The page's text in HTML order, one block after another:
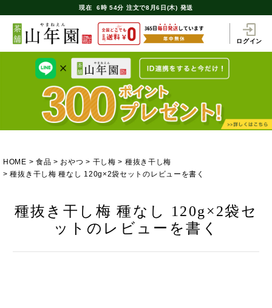
現在 6時 54分 注文で8月6日(木) 発送
ログイン
HOME 食品 おやつ 干し梅
種抜き干し梅
種抜き干し梅 種なし 120g×2袋セットのレビューを書く
種抜き干し梅 種なし 120g×2袋セ
ットのレビューを書く